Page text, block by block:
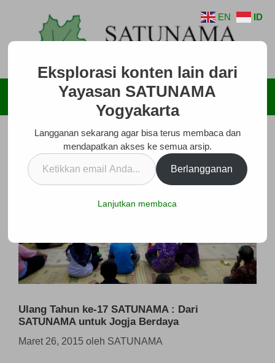
Menu
Ulang Tahun ke-17 SATUNAMA : Dari
SATUNAMA untuk Jogja Berdaya
Maret 26, 2015 oleh SATUNAMA
EN ID
Eksplorasi konten lain dari
Yayasan SATUNAMA
Yogyakarta
Langganan sekarang agar bisa terus membaca dan
mendapatkan akses ke semua arsip.
Ketikkan
email
Berlangganan
Lanjutkan membaca